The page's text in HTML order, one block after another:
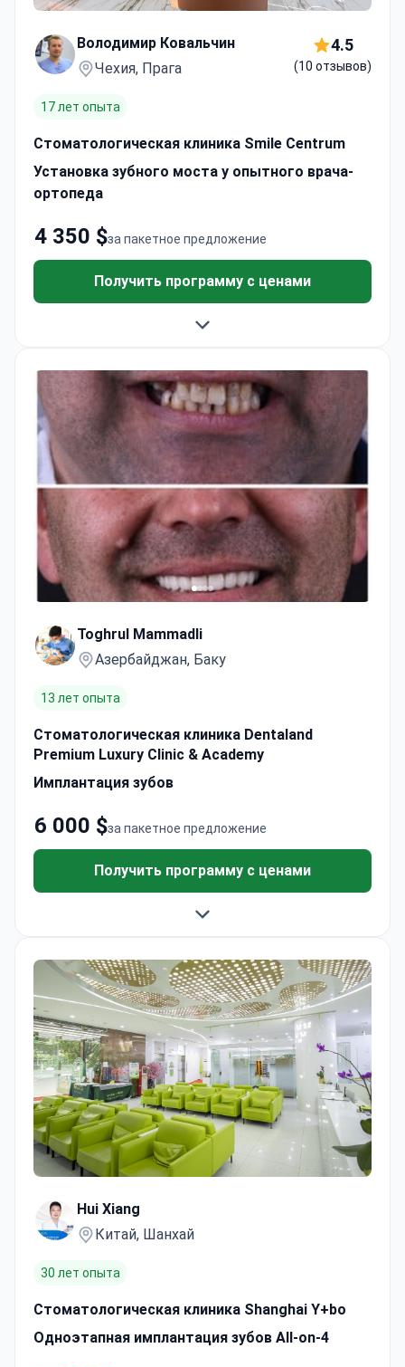
Володимир Ковальчин
Чехия, Прага
4.5
(10 отзывов)
17 лет опыта
Стоматологическая клиника Smile Centrum
Установка зубного моста у опытного врача-
ортопеда
за пакетное предложение
4 350 $
Получить программу с ценами
Toghrul Mammadli
Азербайджан, Баку
13 лет опыта
Стоматологическая клиника Dentaland
Premium Luxury Clinic & Academy
Имплантация зубов
за пакетное предложение
6 000 $
Получить программу с ценами
Hui Xiang
Китай, Шанхай
30 лет опыта
Стоматологическая клиника Shanghai Y+bo
Одноэтапная имплантация зубов All-on-4